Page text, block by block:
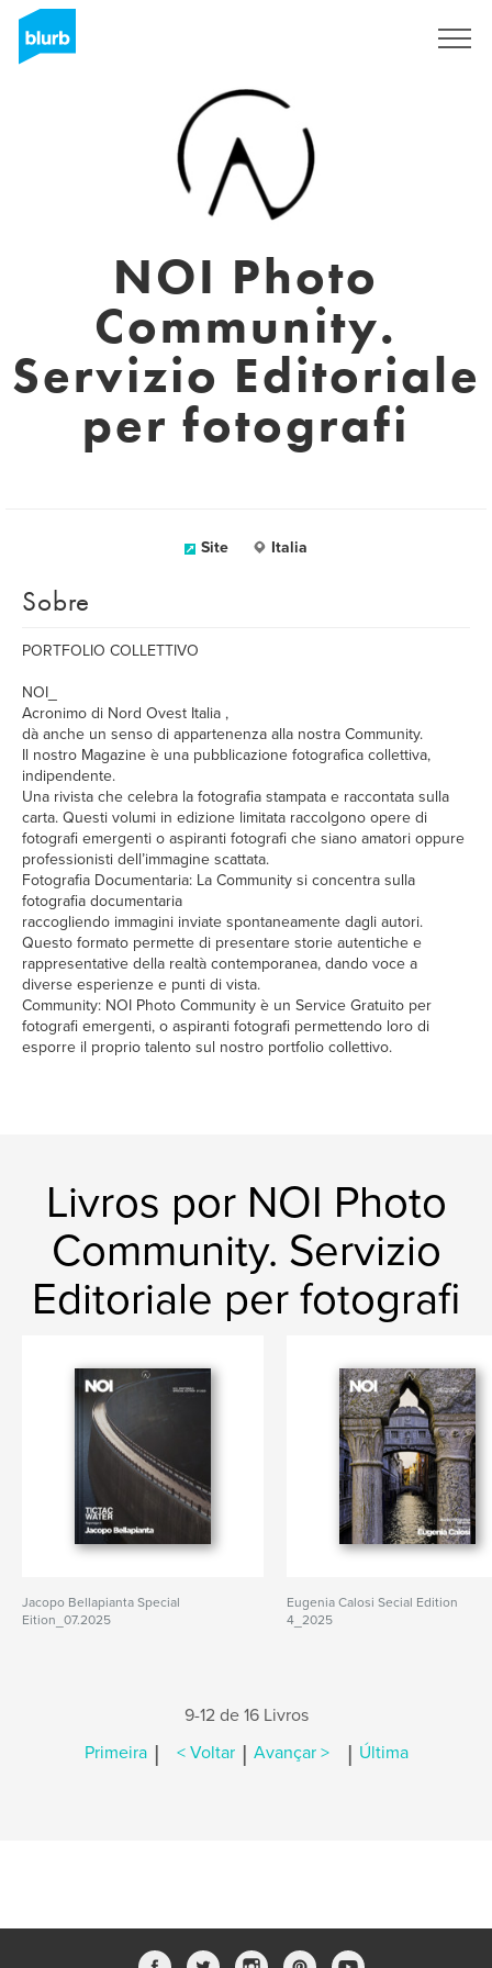
NOI Photo
Community.
Servizio Editoriale
per fotografi
Site Italia
Sobre
PORTFOLIO COLLETTIVO
NOI_
Acronimo di Nord Ovest Italia ,
dà anche un senso di appartenenza alla nostra Community.
Il nostro Magazine è una pubblicazione fotografica collettiva,
indipendente.
Una rivista che celebra la fotografia stampata e raccontata sulla
carta. Questi volumi in edizione limitata raccolgono opere di
fotografi emergenti o aspiranti fotografi che siano amatori oppure
professionisti dell’immagine scattata.
Fotografia Documentaria: La Community si concentra sulla
fotografia documentaria
raccogliendo immagini inviate spontaneamente dagli autori.
Questo formato permette di presentare storie autentiche e
rappresentative della realtà contemporanea, dando voce a
diverse esperienze e punti di vista.
Community: NOI Photo Community è un Service Gratuito per
fotografi emergenti, o aspiranti fotografi permettendo loro di
esporre il proprio talento sul nostro portfolio collettivo.
Livros por NOI Photo
Community. Servizio
Editoriale per fotografi
Jacopo Bellapianta Special
Eition_07.2025
Eugenia Calosi Secial Edition
4_2025
9-12 de 16 Livros
Primeira | < Voltar | Avançar > | Última